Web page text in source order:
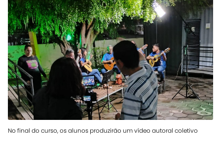
No final do curso, os alunos produzirão um vídeo autoral coletivo